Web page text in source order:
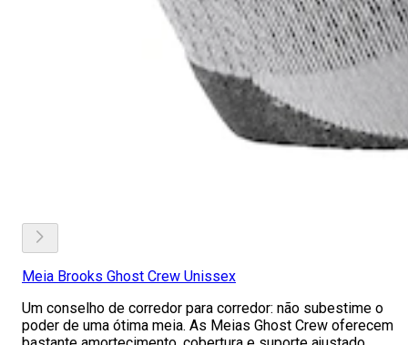
Meia Brooks Ghost Crew Unissex
Um conselho de corredor para corredor: não subestime o
poder de uma ótima meia. As Meias Ghost Crew oferecem